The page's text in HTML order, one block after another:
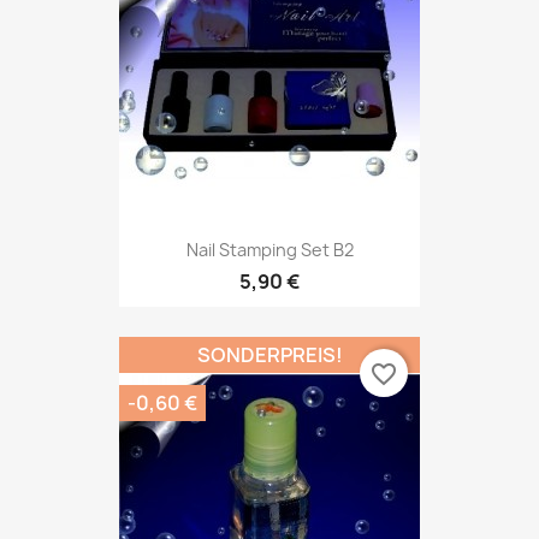
Nail Stamping Set B2
5,90 €
SONDERPREIS!
-0,60 €
favorite_border